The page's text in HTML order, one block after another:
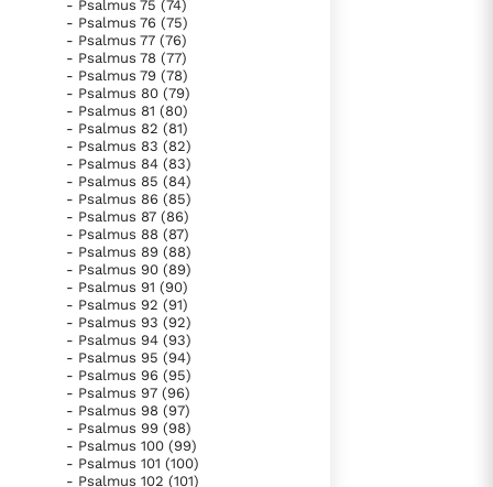
- Psalmus 75 (74)
- Psalmus 76 (75)
- Psalmus 77 (76)
- Psalmus 78 (77)
- Psalmus 79 (78)
- Psalmus 80 (79)
- Psalmus 81 (80)
- Psalmus 82 (81)
- Psalmus 83 (82)
- Psalmus 84 (83)
- Psalmus 85 (84)
- Psalmus 86 (85)
- Psalmus 87 (86)
- Psalmus 88 (87)
- Psalmus 89 (88)
- Psalmus 90 (89)
- Psalmus 91 (90)
- Psalmus 92 (91)
- Psalmus 93 (92)
- Psalmus 94 (93)
- Psalmus 95 (94)
- Psalmus 96 (95)
- Psalmus 97 (96)
- Psalmus 98 (97)
- Psalmus 99 (98)
- Psalmus 100 (99)
- Psalmus 101 (100)
- Psalmus 102 (101)